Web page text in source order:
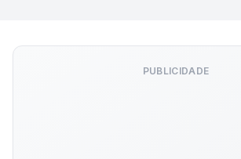
PUBLICIDADE